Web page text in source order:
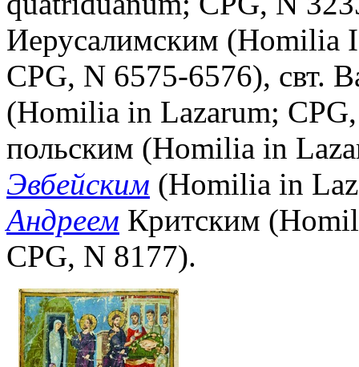
Иерусалимским (Homilia
CPG, N 6575-6576), свт.
(Homilia in Lazarum;
польским (Homilia in
Эвбейским (Homilia in
Андреем Критским
CPG, N 8177).